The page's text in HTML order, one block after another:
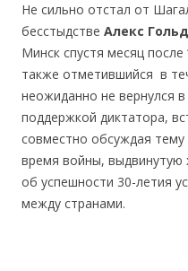
Не сильно отстал от
бесстыдстве Алекс
Минск спустя месяц после
также отметившийся в
неожиданно не вернулся
поддержкой диктатора,
совместно обсуждая тему
время войны, выдвинутую
об успешности 30-летия
между странами.